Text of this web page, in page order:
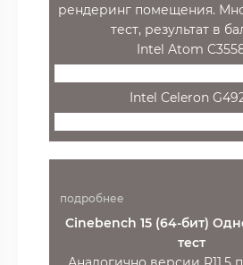
рендеринг помещения.
тест, результат в
Intel Atom
Intel Celeron
подробнее
Cinebench 15 (64-бит)
тест